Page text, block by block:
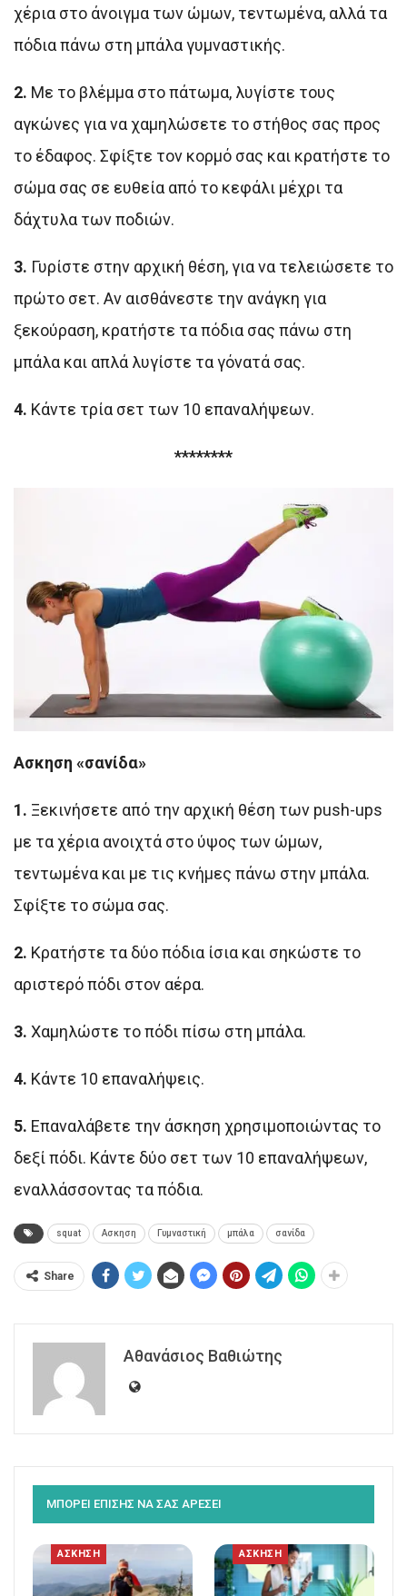
χέρια στο άνοιγμα των ώμων, τεντωμένα, αλλά τα
πόδια πάνω στη μπάλα γυμναστικής.
2. Με το βλέμμα στο πάτωμα, λυγίστε τους
αγκώνες για να χαμηλώσετε το στήθος σας προς
το έδαφος. Σφίξτε τον κορμό σας και κρατήστε το
σώμα σας σε ευθεία από το κεφάλι μέχρι τα
δάχτυλα των ποδιών.
3. Γυρίστε στην αρχική θέση, για να τελειώσετε το
πρώτο σετ. Αν αισθάνεστε την ανάγκη για
ξεκούραση, κρατήστε τα πόδια σας πάνω στη
μπάλα και απλά λυγίστε τα γόνατά σας.
4. Κάντε τρία σετ των 10 επαναλήψεων.
********
Ασκηση «σανίδα»
1. Ξεκινήσετε από την αρχική θέση των push-ups
με τα χέρια ανοιχτά στο ύψος των ώμων,
τεντωμένα και με τις κνήμες πάνω στην μπάλα.
Σφίξτε το σώμα σας.
2. Κρατήστε τα δύο πόδια ίσια και σηκώστε το
αριστερό πόδι στον αέρα.
3. Χαμηλώστε το πόδι πίσω στη μπάλα.
4. Κάντε 10 επαναλήψεις.
5. Επαναλάβετε την άσκηση χρησιμοποιώντας το
δεξί πόδι. Κάντε δύο σετ των 10 επαναλήψεων,
εναλλάσσοντας τα πόδια.
squat Ασκηση Γυμναστική μπάλα σανίδα
Share
Αθανάσιος Βαθιώτης
ΜΠΟΡΕΙ ΕΠΙΣΗΣ ΝΑ ΣΑΣ ΑΡΕΣΕΙ
ΑΣΚΗΣΗ ΑΣΚΗΣΗ